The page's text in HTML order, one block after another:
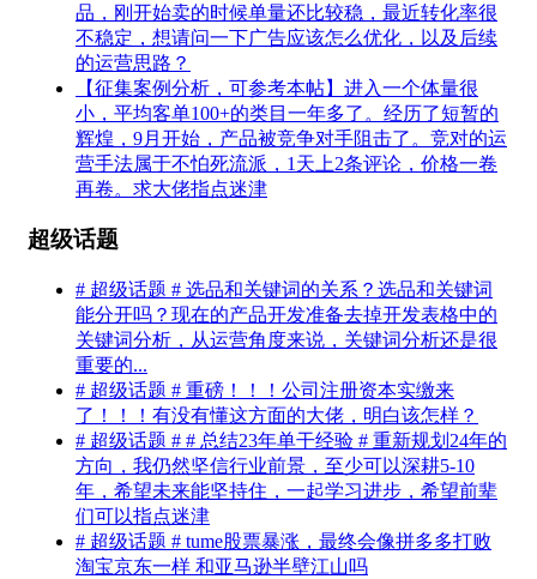
品，刚开始卖的时候单量还比较稳，最近转化率很
不稳定，想请问一下广告应该怎么优化，以及后续
的运营思路？
【征集案例分析，可参考本帖】进入一个体量很
小，平均客单100+的类目一年多了。经历了短暂的
辉煌，9月开始，产品被竞争对手阻击了。竞对的运
营手法属于不怕死流派，1天上2条评论，价格一卷
再卷。求大佬指点迷津
超级话题
# 超级话题 # 选品和关键词的关系？选品和关键词
能分开吗？现在的产品开发准备去掉开发表格中的
关键词分析，从运营角度来说，关键词分析还是很
重要的...
# 超级话题 # 重磅！！！公司注册资本实缴来
了！！！有没有懂这方面的大佬，明白该怎样？
# 超级话题 # # 总结23年单干经验 # 重新规划24年的
方向，我仍然坚信行业前景，至少可以深耕5-10
年，希望未来能坚持住，一起学习进步，希望前辈
们可以指点迷津
# 超级话题 # tume股票暴涨，最终会像拼多多打败
淘宝京东一样 和亚马逊半壁江山吗